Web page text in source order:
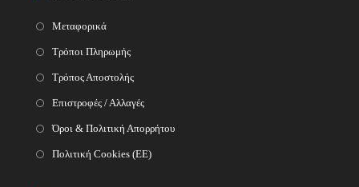
Μεταφορικά
Τρόποι Πληρωμής
Τρόπος Αποστολής
Επιστροφές / Αλλαγές
Όροι & Πολιτική Απορρήτου
Πολιτική Cookies (ΕΕ)